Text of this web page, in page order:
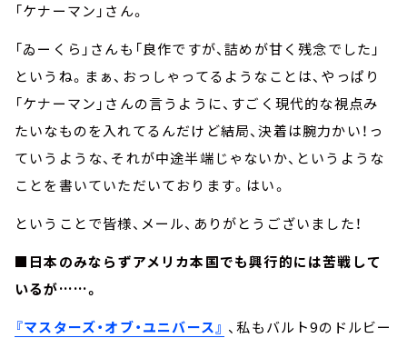
「ケナーマン」さん。
「ゐーくら」さんも「良作ですが、詰めが甘く残念でした」
というね。まぁ、おっしゃってるようなことは、やっぱり
「ケナーマン」さんの言うように、すごく現代的な視点み
たいなものを入れてるんだけど結局、決着は腕力かい！っ
ていうような、それが中途半端じゃないか、というような
ことを書いていただいております。はい。
ということで皆様、メール、ありがとうございました！
■日本のみならずアメリカ本国でも興行的には苦戦して
いるが……。
『マスターズ・オブ・ユニバース』 、私もバルト9のドルビー